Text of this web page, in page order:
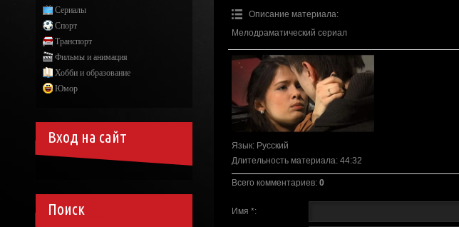
Описание материала:
Мелодраматический сериал
Язык: Русский
Длительность материала: 44:32
Всего комментариев: 0
Имя *:
Сериалы
Спорт
Транспорт
Фильмы и анимация
Хобби и образование
Юмор
Вход на сайт
Поиск